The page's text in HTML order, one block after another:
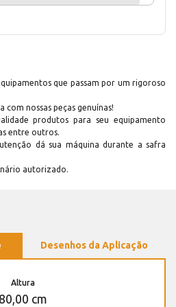
que passam por um rigoroso
com nossas peças genuínas!
produtos para seu equipamento
entre outros.
dá sua máquina durante a safra
autorizado.
Desenhos da Aplicação
Altura
80,00 cm